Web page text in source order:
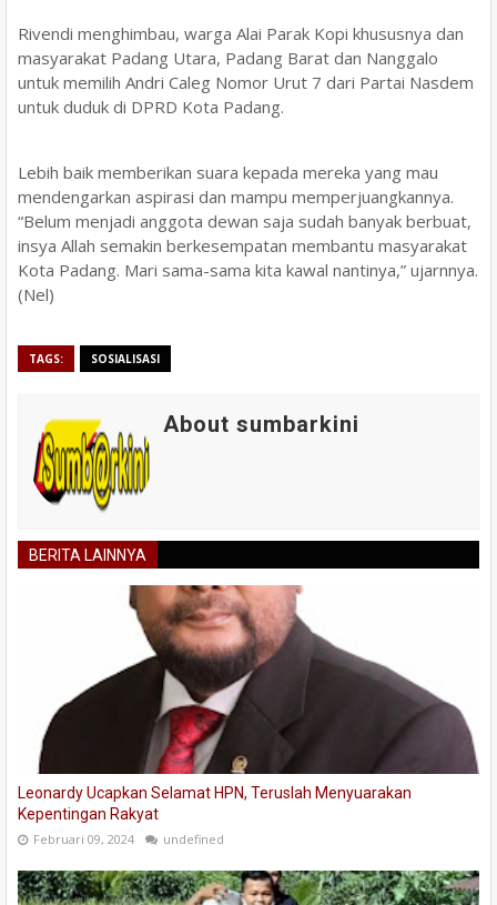
Rivendi menghimbau, warga Alai Parak Kopi khususnya dan
masyarakat Padang Utara, Padang Barat dan Nanggalo
untuk memilih Andri Caleg Nomor Urut 7 dari Partai Nasdem
untuk duduk di DPRD Kota Padang.
Lebih baik memberikan suara kepada mereka yang mau
mendengarkan aspirasi dan mampu memperjuangkannya.
“Belum menjadi anggota dewan saja sudah banyak berbuat,
insya Allah semakin berkesempatan membantu masyarakat
Kota Padang. Mari sama-sama kita kawal nantinya,” ujarnnya.
(Nel)
TAGS: SOSIALISASI
About sumbarkini
BERITA LAINNYA
Leonardy Ucapkan Selamat HPN, Teruslah Menyuarakan
Kepentingan Rakyat
Februari 09, 2024 undefined